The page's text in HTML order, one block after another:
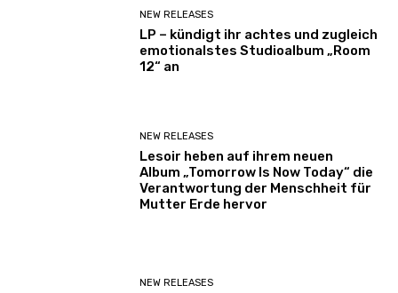
NEW RELEASES
LP – kündigt ihr achtes und zugleich
emotionalstes Studioalbum „Room
12“ an
NEW RELEASES
Lesoir heben auf ihrem neuen
Album „Tomorrow Is Now Today“ die
Verantwortung der Menschheit für
Mutter Erde hervor
NEW RELEASES